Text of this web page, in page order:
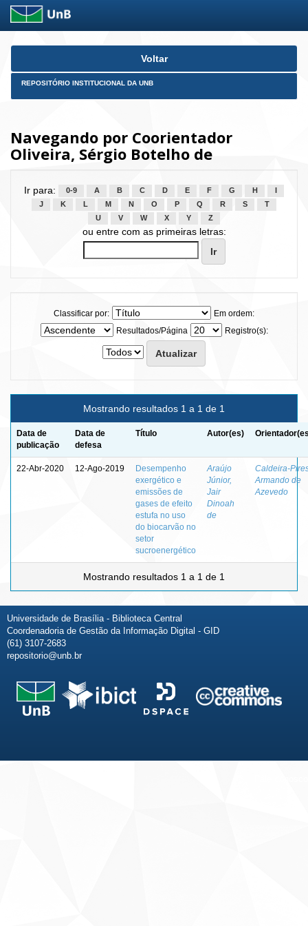
Skip
Voltar
REPOSITÓRIO INSTITUCIONAL DA UNB
Navegando por Coorientador
Oliveira, Sérgio Botelho de
Ir para: 0-9 A B C D E F G H
J
K L M N O P Q R S
T
U
V W X Y Z
ou entre com as primeiras letras:
Classificar por:
Em ordem:
Resultados/Página
Registro(s):
Mostrando resultados 1 a 1 de 1
Data de
publicação
Data de
defesa
Título Autor(es)
22-Abr-2020 12-Ago-2019
Desempenho
exergético e
emissões de
gases de efeito
estufa no uso
do biocarvão no
setor
sucroenergético
Araújo
Júnior,
Jair
Dinoah
de
Caldeira-
Armando de
Azevedo
Mostrando resultados 1 a 1 de 1
Universidade de Brasília - Biblioteca Central
Coordenadoria de Gestão da Informação Digital - GID
(61) 3107-2683
repositorio@unb.br